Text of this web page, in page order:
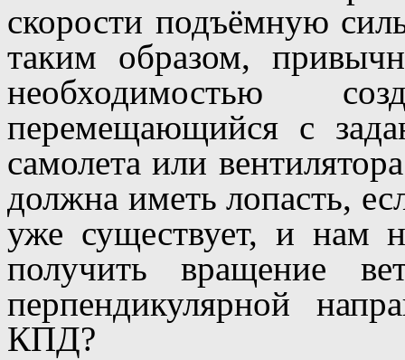
скорости подъёмную
таким образом,
необходимостью
перемещающийся с
самолета или
должна иметь лопасть,
уже существует, и нам
получить вращение
перпендикулярной
КПД?